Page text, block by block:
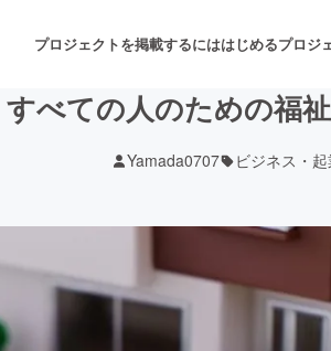
プロジェクトを掲載するにははじめるプロジ
音楽 舞
ゲーム・サービス開発
すべての人のための福
Yamada0707 ビジネス・